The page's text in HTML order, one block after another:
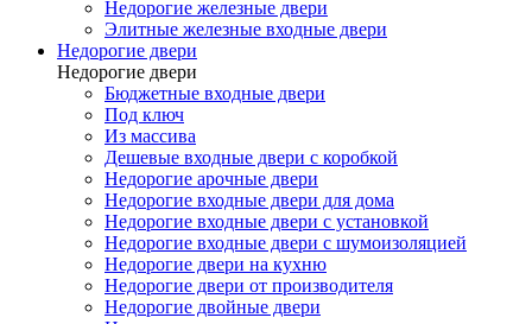
Недорогие железные двери
Элитные железные входные двери
Недорогие двери
Недорогие двери
Бюджетные входные двери
Под ключ
Из массива
Дешевые входные двери с коробкой
Недорогие арочные двери
Недорогие входные двери для дома
Недорогие входные двери с установкой
Недорогие входные двери с шумоизоляцией
Недорогие двери на кухню
Недорогие двери от производителя
Недорогие двойные двери